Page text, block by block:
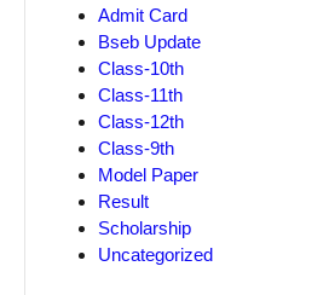
Admit Card
Bseb Update
Class-10th
Class-11th
Class-12th
Class-9th
Model Paper
Result
Scholarship
Uncategorized